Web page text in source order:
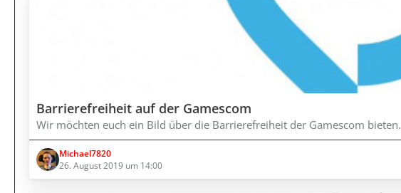
Barrierefreiheit auf der Gamescom
Wir möchten euch ein Bild über die Barrierefreiheit der Gamescom bieten.
Michael7820
26. August 2019 um 14:00